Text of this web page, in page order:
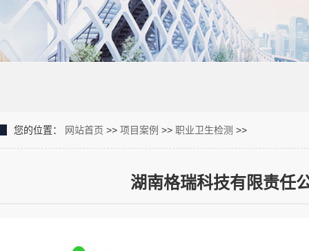
您的位置： 网站首页 >> 项目案例 >> 职业卫生检测 >>
湖南格瑞科技有限责任